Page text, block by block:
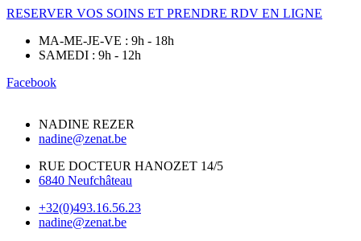
RESERVER VOS SOINS ET PRENDRE RDV EN LIGNE
MA-ME-JE-VE : 9h - 18h
SAMEDI : 9h - 12h
Facebook
NADINE REZER
nadine@zenat.be
RUE DOCTEUR HANOZET 14/5
6840 Neufchâteau
+32(0)493.16.56.23
nadine@zenat.be